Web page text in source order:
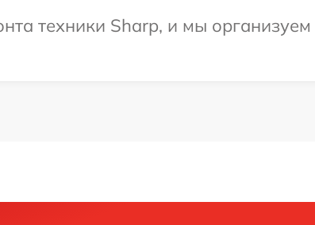
техники Sharp, и мы организуем